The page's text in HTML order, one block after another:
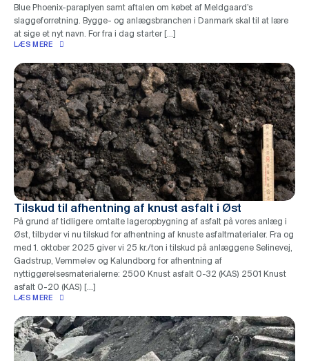
Blue Phoenix-paraplyen samt aftalen om købet af Meldgaard’s
slaggeforretning. Bygge- og anlægsbranchen i Danmark skal til at lære
at sige et nyt navn. For fra i dag starter […]
LÆS MERE
Tilskud til afhentning af knust asfalt i Øst
På grund af tidligere omtalte lageropbygning af asfalt på vores anlæg i
Øst, tilbyder vi nu tilskud for afhentning af knuste asfaltmaterialer. Fra og
med 1. oktober 2025 giver vi 25 kr./ton i tilskud på anlæggene Selinevej,
Gadstrup, Vemmelev og Kalundborg for afhentning af
nyttiggørelsesmaterialerne: 2500 Knust asfalt 0-32 (KAS) 2501 Knust
asfalt 0-20 (KAS) […]
LÆS MERE